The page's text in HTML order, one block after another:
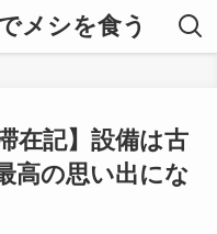
メシを食う
在記】設備は古
高の思い出にな